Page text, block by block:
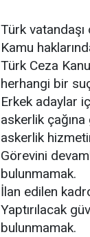
Türk vatandaşı
Kamu
Türk Ceza
herhangi bir
Erkek adaylar
askerlik
askerlik
Görevini
bulunmamak.
İlan edilen
Yaptırılacak
bulunmamak.